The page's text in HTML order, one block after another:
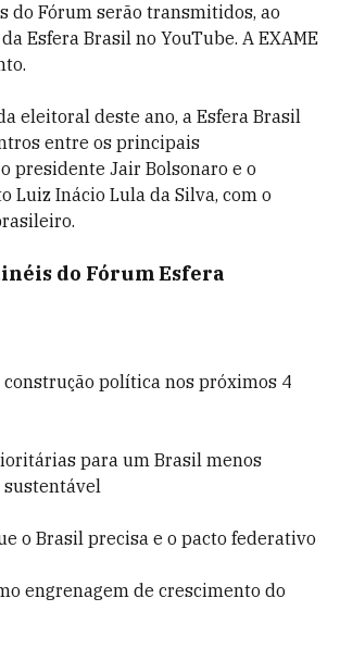
do Fórum serão transmitidos, ao
Esfera Brasil no YouTube. A EXAME
eleitoral deste ano, a Esfera Brasil
entre os principais
presidente Jair Bolsonaro e o
Luiz Inácio Lula da Silva, com o
do Fórum Esfera
construção política nos próximos 4
para um Brasil menos
sustentável
o Brasil precisa e o pacto federativo
engrenagem de crescimento do